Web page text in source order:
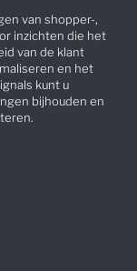
van shopper-,
inzichten die het
van de klant
en het
kunt u
bijhouden en